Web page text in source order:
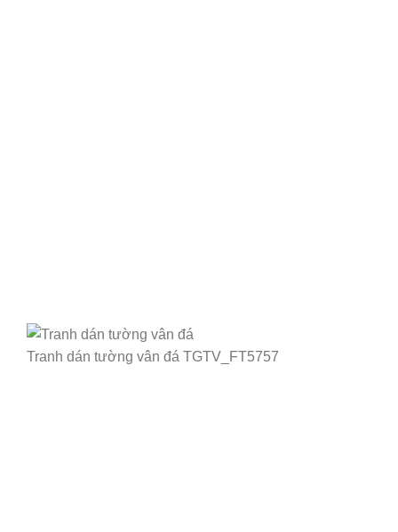
Tranh dán tường vân đá TGTV_FT5757